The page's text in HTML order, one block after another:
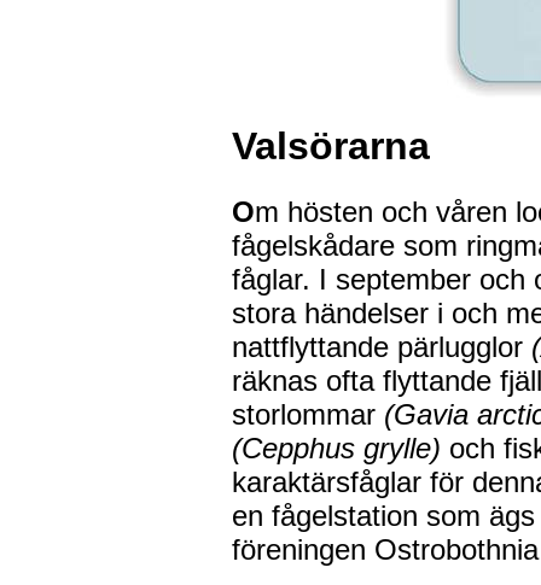
Valsörarna
Om hösten och våren
fågelskådare som
fåglar. I september och
stora händelser i och
nattflyttande pärlugglor
räknas ofta flyttande
storlommar (Gavia
(Cepphus grylle) och
karaktärsfåglar för
en fågelstation som
föreningen